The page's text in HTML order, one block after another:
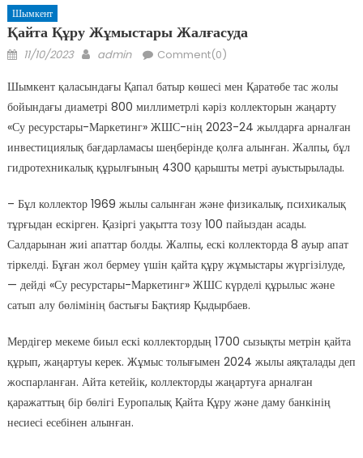
Шымкент
Қайта Құру Жұмыстары Жалғасуда
Posted
11/10/2023 Author
admin Comment(0)
Шымкент қаласындағы Қапал батыр көшесі мен Қаратөбе тас жолы
бойындағы диаметрі 800 миллиметрлі кәріз коллекторын жаңарту
«Су ресурстары-Маркетинг» ЖШС-нің 2023-24 жылдарға арналған
инвестициялық бағдарламасы шеңберінде қолға алынған. Жалпы, бұл
гидротехникалық құрылғының 4300 қарышты метрі ауыстырылады.
– Бұл коллектор 1969 жылы салынған және физикалық, психикалық
тұрғыдан ескірген. Қазіргі уақытта тозу 100 пайыздан асады.
Салдарынан жиі апаттар болды. Жалпы, ескі коллекторда 8 ауыр апат
тіркелді. Бұған жол бермеу үшін қайта құру жұмыстары жүргізілуде,
— дейді «Су ресурстары-Маркетинг» ЖШС күрделі құрылыс және
сатып алу бөлімінің бастығы Бақтияр Қыдырбаев.
Мердігер мекеме биыл ескі коллектордың 1700 сызықты метрін қайта
құрып, жаңартуы керек. Жұмыс толығымен 2024 жылы аяқталады деп
жоспарланған. Айта кетейік, коллекторды жаңартуға арналған
қаражаттың бір бөлігі Еуропалық Қайта Құру және даму банкінің
несиесі есебінен алынған.